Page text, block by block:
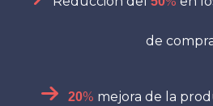
de
20% mejora de la